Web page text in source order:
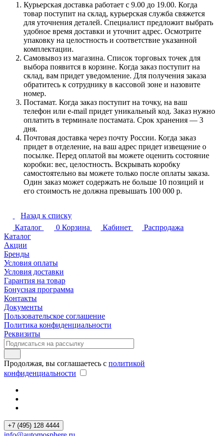
Курьерская доставка работает с 9.00 до 19.00. Когда
товар поступит на склад, курьерская служба свяжется
для уточнения деталей. Специалист предложит выбрать
удобное время доставки и уточнит адрес. Осмотрите
упаковку на целостность и соответствие указанной
комплектации.
Самовывоз из магазина. Список торговых точек для
выбора появится в корзине. Когда заказ поступит на
склад, вам придет уведомление. Для получения заказа
обратитесь к сотруднику в кассовой зоне и назовите
номер.
Постамат. Когда заказ поступит на точку, на ваш
телефон или e-mail придет уникальный код. Заказ нужно
оплатить в терминале постамата. Срок хранения — 3
дня.
Почтовая доставка через почту России. Когда заказ
придет в отделение, на ваш адрес придет извещение о
посылке. Перед оплатой вы можете оценить состояние
коробки: вес, целостность. Вскрывать коробку
самостоятельно вы можете только после оплаты заказа.
Один заказ может содержать не больше 10 позиций и
его стоимость не должна превышать 100 000 р.
Назад к списку
Каталог
0 Корзина Кабинет
Распродажа
Каталог
Акции
Бренды
Условия оплаты
Условия доставки
Гарантия на товар
Бонусная программа
Контакты
Документы
Пользовательское соглашение
Политика конфиденциальности
Реквизиты
Продолжая, вы соглашаетесь с политикой
конфиденциальности
+7 (495) 128 4444